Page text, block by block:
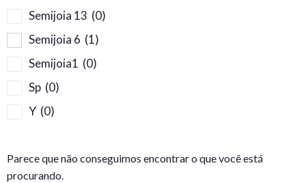
Semijoia 13 (0)
Semijoia 6 (1)
Semijoia1 (0)
Sp (0)
Y (0)
Parece que não conseguimos encontrar o que você está
procurando.